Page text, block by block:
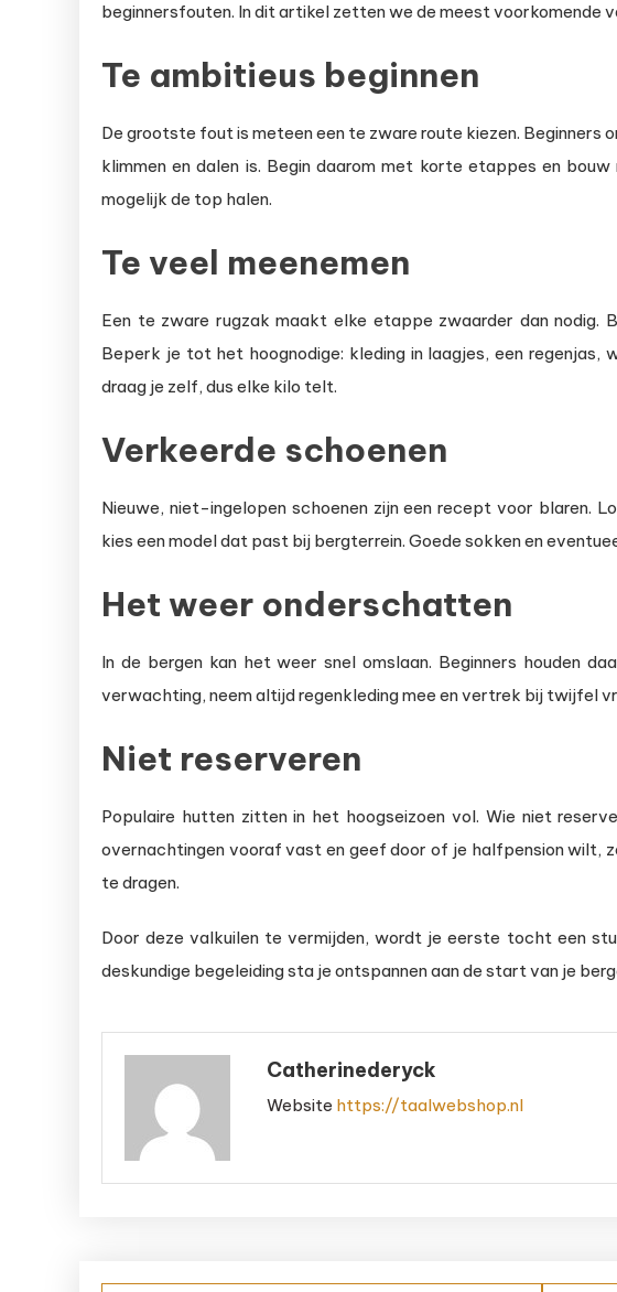
beginnersfouten. In dit artikel zetten we de meest voorkomende
Te ambitieus beginnen
De grootste fout is meteen een te zware route kiezen. Beginners
klimmen en dalen is. Begin daarom met korte etappes en
mogelijk de top halen.
Te veel meenemen
Een te zware rugzak maakt elke etappe zwaarder dan nodig.
Beperk je tot het hoognodige: kleding in laagjes, een regenjas,
draag je zelf, dus elke kilo telt.
Verkeerde schoenen
Nieuwe, niet-ingelopen schoenen zijn een recept voor blaren.
kies een model dat past bij bergterrein. Goede sokken en
Het weer onderschatten
In de bergen kan het weer snel omslaan. Beginners houden
verwachting, neem altijd regenkleding mee en vertrek bij twijfel
Niet reserveren
Populaire hutten zitten in het hoogseizoen vol. Wie niet
overnachtingen vooraf vast en geef door of je halfpension wilt,
te dragen.
Door deze valkuilen te vermijden, wordt je eerste tocht een
deskundige begeleiding sta je ontspannen aan de start van je
Catherinederyck
Website https://taalwebshop.nl